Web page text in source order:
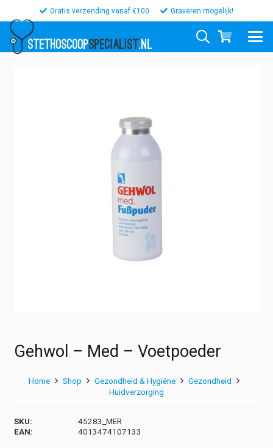
Gratis verzending vanaf €100 Graveren mogelijk!
STETHOSCOOPSPECIALIST.NL
Gehwol – Med – Voetpoeder
Home Shop Gezondheid & Hygiëne
Gezondheid
Huidverzorging
SKU:
45283_MER
EAN:
4013474107133